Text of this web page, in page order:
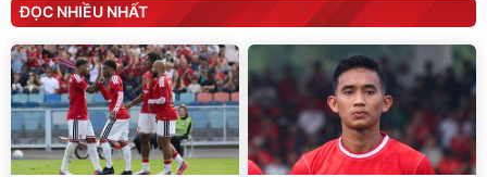
ĐỌC NHIỀU NHẤT